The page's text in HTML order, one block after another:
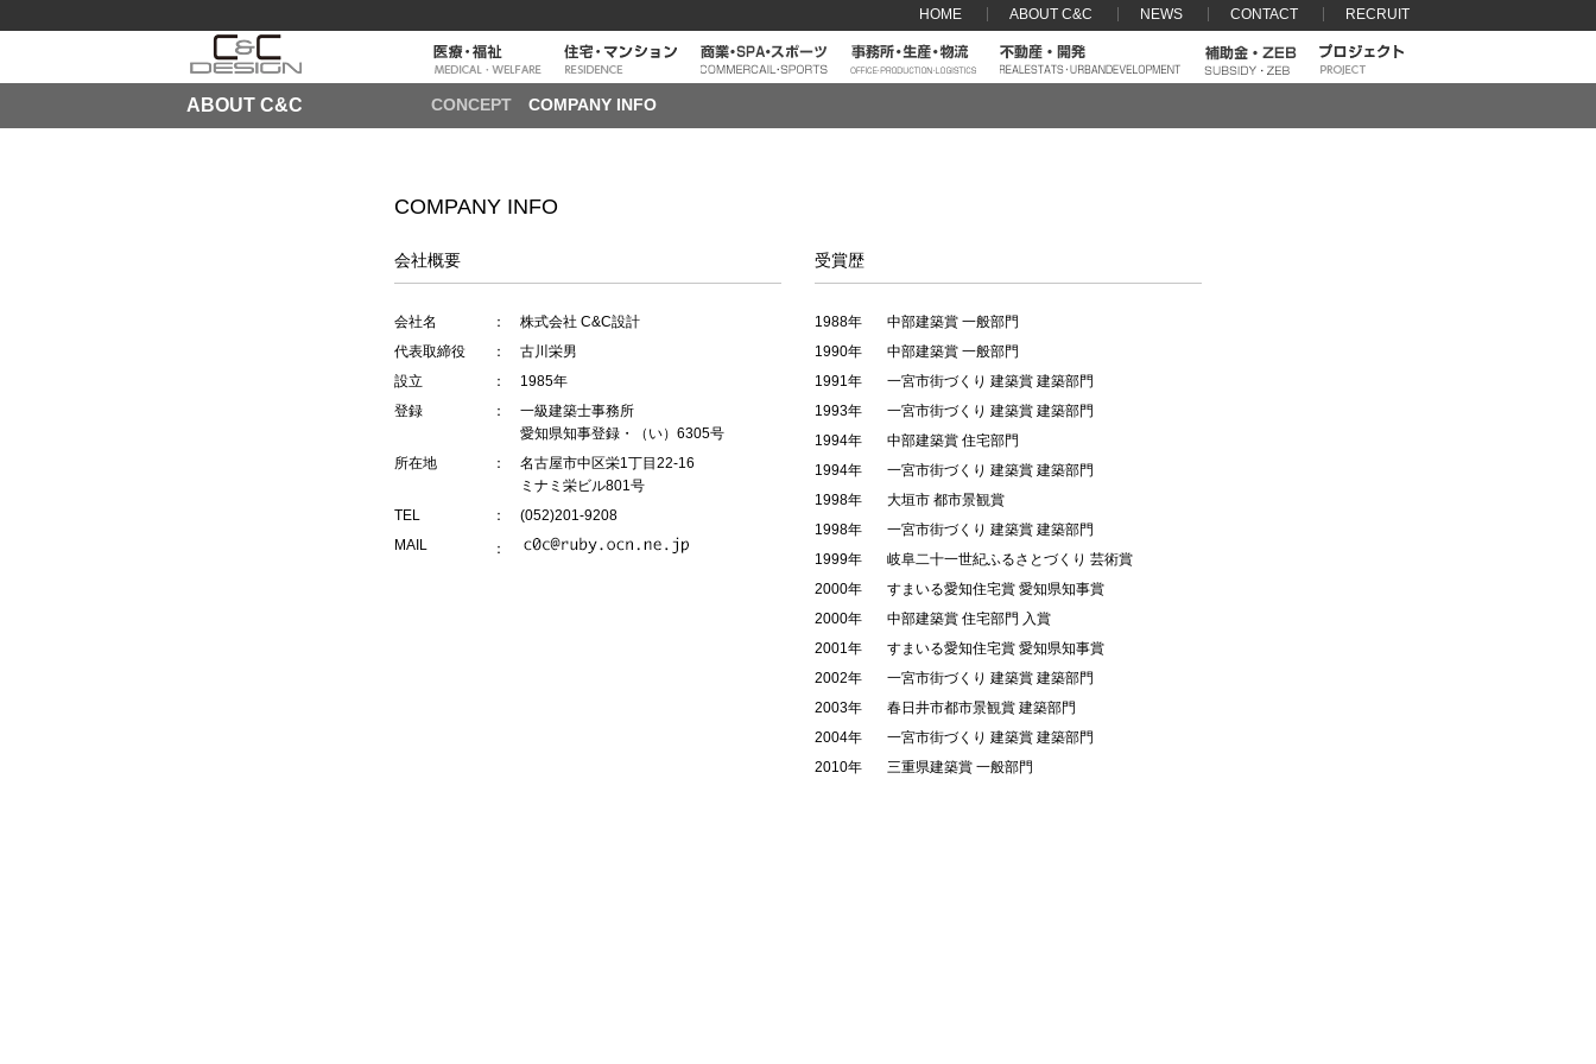
HOME ABOUT C&C NEWS CONTACT RECRUIT
ABOUT C&C CONCEPT COMPANY INFO
COMPANY INFO
会社概要
会社名
： 株式会社 C&C設計
代表取締役
： 古川栄男
設立
： 1985年
登録
： 一級建築士事務所
愛知県知事登録・（い）6305号
所在地
： 名古屋市中区栄1丁目22-16
ミナミ栄ビル801号
TEL
： (052)201-9208
MAIL
：
受賞歴
1988年
中部建築賞 一般部門
1990年
中部建築賞 一般部門
1991年
一宮市街づくり 建築賞 建築部門
1993年
一宮市街づくり 建築賞 建築部門
1994年
中部建築賞 住宅部門
1994年
一宮市街づくり 建築賞 建築部門
1998年
大垣市 都市景観賞
1998年
一宮市街づくり 建築賞 建築部門
1999年
岐阜二十一世紀ふるさとづくり 芸術賞
2000年
すまいる愛知住宅賞 愛知県知事賞
2000年
中部建築賞 住宅部門 入賞
2001年
すまいる愛知住宅賞 愛知県知事賞
2002年
一宮市街づくり 建築賞 建築部門
2003年
春日井市都市景観賞 建築部門
2004年
一宮市街づくり 建築賞 建築部門
2010年
三重県建築賞 一般部門